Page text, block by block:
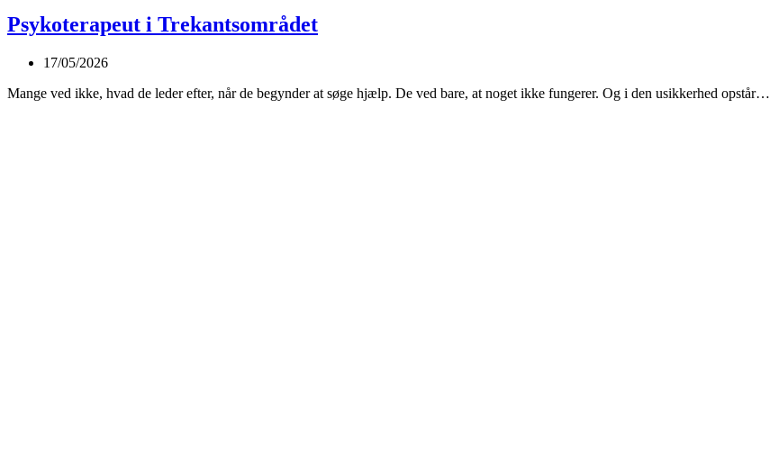
Psykoterapeut i Trekantsområdet
17/05/2026
Mange ved ikke, hvad de leder efter, når de begynder at søge hjælp. De ved bare, at noget ikke fungerer. Og i den usikkerhed opstår…